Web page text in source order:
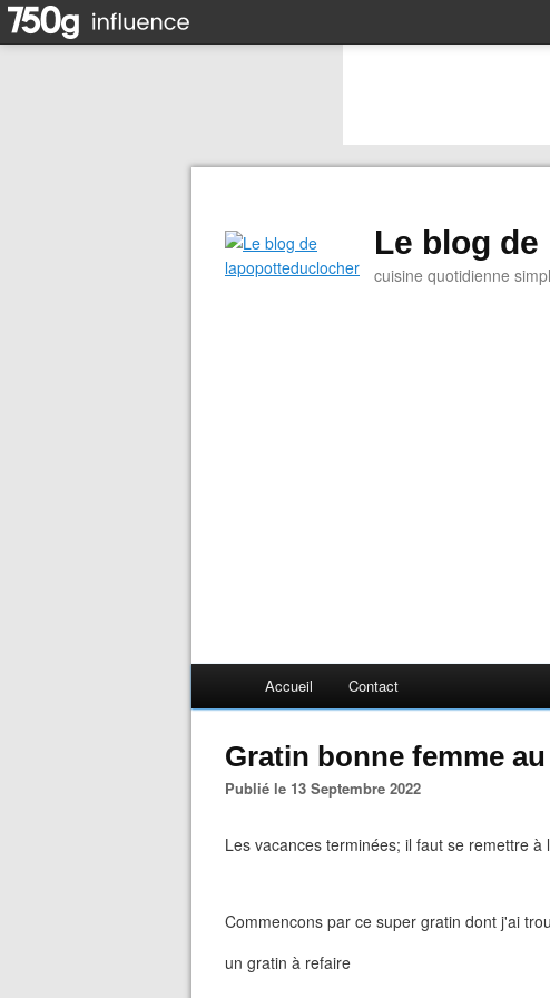
Le blog
cuisine quotidienne
Accueil Contact
Gratin bonne femme
Publié le 13 Septembre 2022
Les vacances terminées; il faut se remettre à
Commencons par ce super gratin dont j'ai
un gratin à refaire